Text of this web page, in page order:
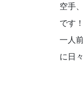
空手
です！
一人
に日